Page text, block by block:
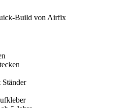
Build von Airfix